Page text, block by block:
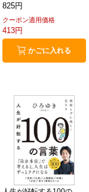
825円
クーポン適用価格
413円
かごに入れる